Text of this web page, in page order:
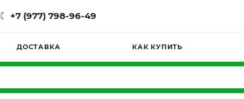
+7 (977) 798-96-49
ДОСТАВКА КАК КУПИТЬ